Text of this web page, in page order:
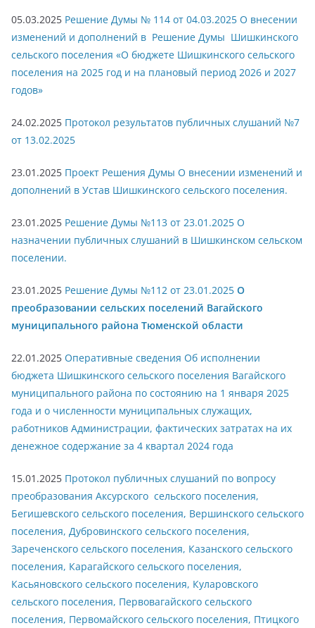
05.03.2025 Решение Думы № 114 от 04.03.2025 О внесении
изменений и дополнений в Решение Думы Шишкинского
сельского поселения «О бюджете Шишкинского сельского
поселения на 2025 год и на плановый период 2026 и 2027
годов»
24.02.2025 Протокол результатов публичных слушаний №7
от 13.02.2025
23.01.2025 Проект Решения Думы О внесении изменений и
дополнений в Устав Шишкинского сельского поселения.
23.01.2025 Решение Думы №113 от 23.01.2025 О
назначении публичных слушаний в Шишкинском сельском
поселении.
23.01.2025 Решение Думы №112 от 23.01.2025 О
преобразовании сельских поселений Вагайского
муниципального района Тюменской области
22.01.2025 Оперативные сведения Об исполнении
бюджета Шишкинского сельского поселения Вагайского
муниципального района по состоянию на 1 января 2025
года и о численности муниципальных служащих,
работников Администрации, фактических затратах на их
денежное содержание за 4 квартал 2024 года
15.01.2025 Протокол публичных слушаний по вопросу
преобразования Аксурского сельского поселения,
Бегишевского сельского поселения, Вершинского сельского
поселения, Дубровинского сельского поселения,
Зареченского сельского поселения, Казанского сельского
поселения, Карагайского сельского поселения,
Касьяновского сельского поселения, Куларовского
сельского поселения, Первовагайского сельского
поселения, Первомайского сельского поселения, Птицкого